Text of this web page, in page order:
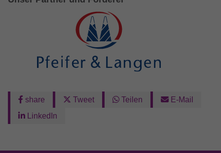
share Tweet Teilen
E-Mail
LinkedIn
Google LLC
13 Monate
Zweck
Wird verwendet, um den Sitzungsstatus zu
erhalten.